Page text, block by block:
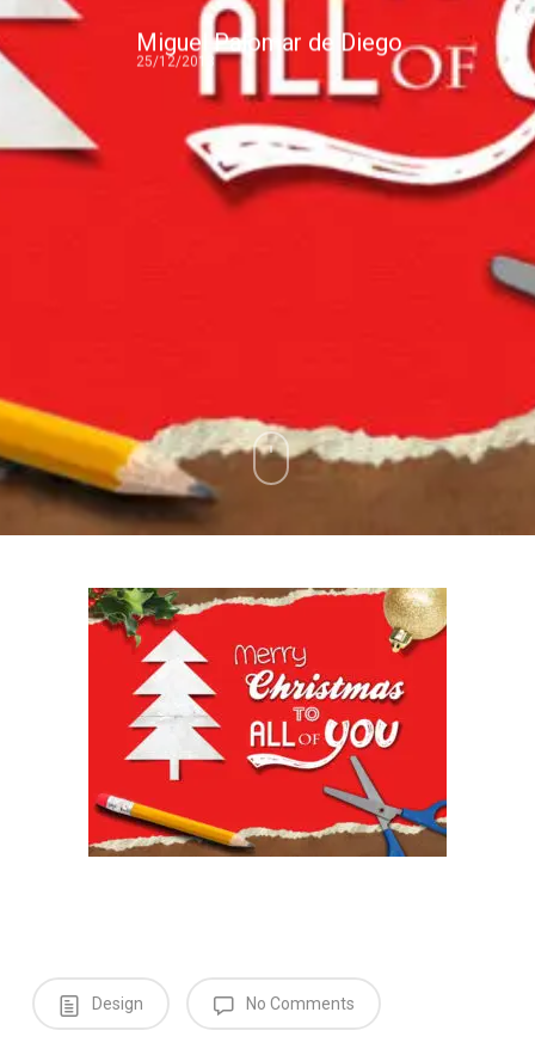
Miguel Palomar de Diego
25/12/2013
Design No Comments